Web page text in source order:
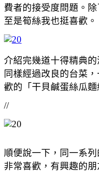
費者的接受度問題。
至是筍絲我也挺喜歡。
介紹完幾道十得精典
同樣經過改良的台菜
歡的「干貝鹹蛋絲瓜麵
//
順便說一下，同一系
非常喜歡，有興趣的